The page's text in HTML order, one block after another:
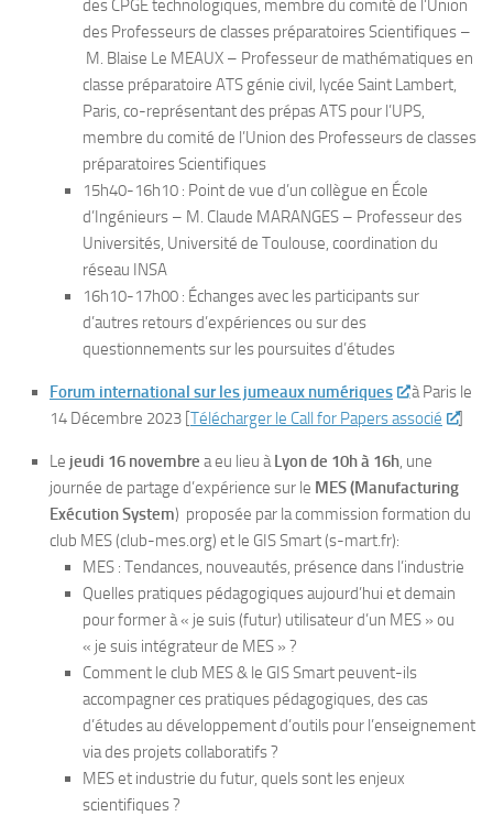
des CPGE technologiques, membre du comité de l’Union
des Professeurs de classes préparatoires Scientifiques –
M. Blaise Le MEAUX – Professeur de mathématiques en
classe préparatoire ATS génie civil, lycée Saint Lambert,
Paris, co-représentant des prépas ATS pour l’UPS,
membre du comité de l’Union des Professeurs de classes
préparatoires Scientifiques
15h40-16h10 : Point de vue d’un collègue en École
d’Ingénieurs – M. Claude MARANGES – Professeur des
Universités, Université de Toulouse, coordination du
réseau INSA
16h10-17h00 : Échanges avec les participants sur
d’autres retours d’expériences ou sur des
questionnements sur les poursuites d’études
Forum international sur les jumeaux numériques
à Paris le
14 Décembre 2023 [Télécharger le Call for Papers associé ]
Le jeudi 16 novembre a eu lieu àLyon de 10h à 16h, une
journée de partage d’expérience sur le MES (Manufacturing
Exécution System) proposée par la commission formation du
club MES (club-mes.org) et le GIS Smart (s-mart.fr):
MES : Tendances, nouveautés, présence dans l’industrie
Quelles pratiques pédagogiques aujourd’hui et demain
pour former à « je suis (futur) utilisateur d’un MES » ou
« je suis intégrateur de MES » ?
Comment le club MES & le GIS Smart peuvent-ils
accompagner ces pratiques pédagogiques, des cas
d’études au développement d’outils pour l’enseignement
via des projets collaboratifs ?
MES et industrie du futur, quels sont les enjeux
scientifiques ?